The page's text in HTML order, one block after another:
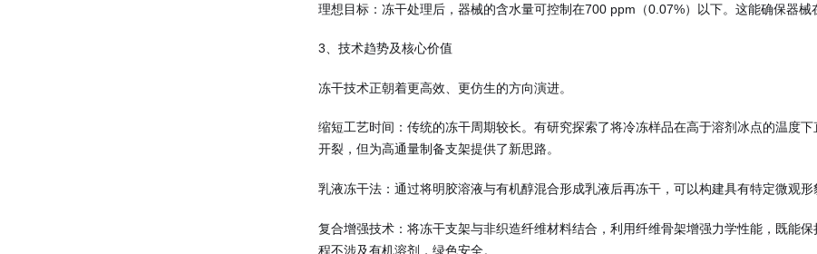
理想目标：冻干处理后，器械的含水量可控制在700 ppm（0.07%）以下。这能确保器械
3、技术趋势及核心价值
冻干技术正朝着更高效、更仿生的方向演进。
缩短工艺时间：传统的冻干周期较长。有研究探索了将冷冻样品在高于溶剂冰点的温度
开裂，但为高通量制备支架提供了新思路。
乳液冻干法：通过将明胶溶液与有机醇混合形成乳液后再冻干，可以构建具有特定微观
复合增强技术：将冻干支架与非织造纤维材料结合，利用纤维骨架增强力学性能，既能
程不涉及有机溶剂，绿色安全。